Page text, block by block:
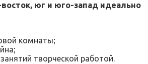
юг и юго-запад идеально
комнаты;
творческой работой.